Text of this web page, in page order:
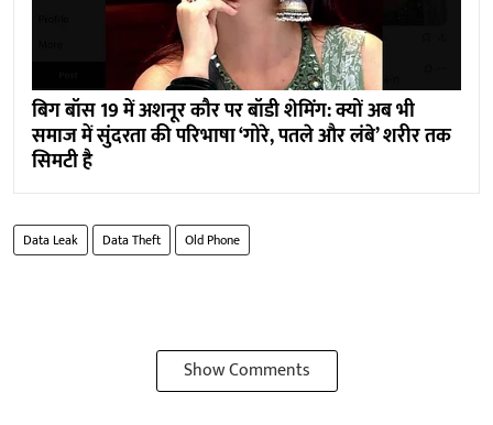
बिग बॉस 19 में अशनूर कौर पर बॉडी शेमिंग: क्यों अब भी
समाज में सुंदरता की परिभाषा ‘गोरे, पतले और लंबे’ शरीर तक
सिमटी है
Data Leak Data Theft Old Phone
Show Comments